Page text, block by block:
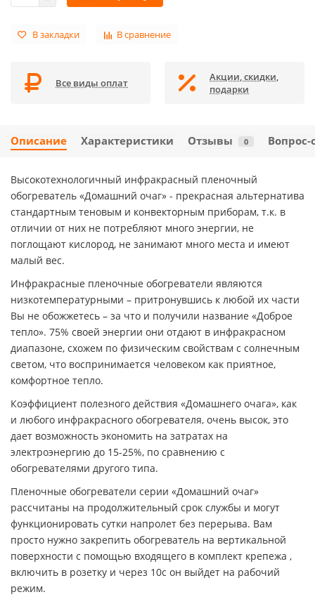
В закладки В сравнение
Все виды оплат
Акции, скидки,
подарки
Описание Характеристики Отзывы 0 Вопрос-
Высокотехнологичный инфракрасный пленочный
обогреватель «Домашний очаг» - прекрасная альтернатива
стандартным теновым и конвекторным приборам, т.к. в
отличии от них не потребляют много энергии, не
поглощают кислород, не занимают много места и имеют
малый вес.
Инфракрасные пленочные обогреватели являются
низкотемпературными – притронувшись к любой их части
Вы не обожжетесь – за что и получили название «Доброе
тепло». 75% своей энергии они отдают в инфракрасном
диапазоне, схожем по физическим свойствам с солнечным
светом, что воспринимается человеком как приятное,
комфортное тепло.
Коэффициент полезного действия «Домашнего очага», как
и любого инфракрасного обогревателя, очень высок, это
дает возможность экономить на затратах на
электроэнергию до 15-25%, по сравнению с
обогревателями другого типа.
Пленочные обогреватели серии «Домашний очаг»
рассчитаны на продолжительный срок службы и могут
функционировать сутки напролет без перерыва. Вам
просто нужно закрепить обогреватель на вертикальной
поверхности с помощью входящего в комплект крепежа ,
включить в розетку и через 10с он выйдет на рабочий
режим.